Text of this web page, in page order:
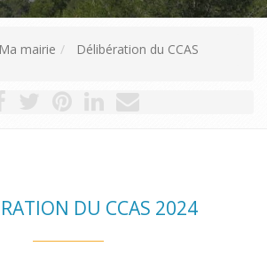
Ma mairie Délibération du CCAS
DU CCAS 2024